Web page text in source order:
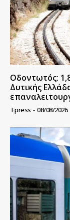
Οδοντωτός:
Δυτικής
Epress - 08/08/2026